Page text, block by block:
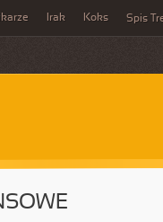
Irak Koks Spis